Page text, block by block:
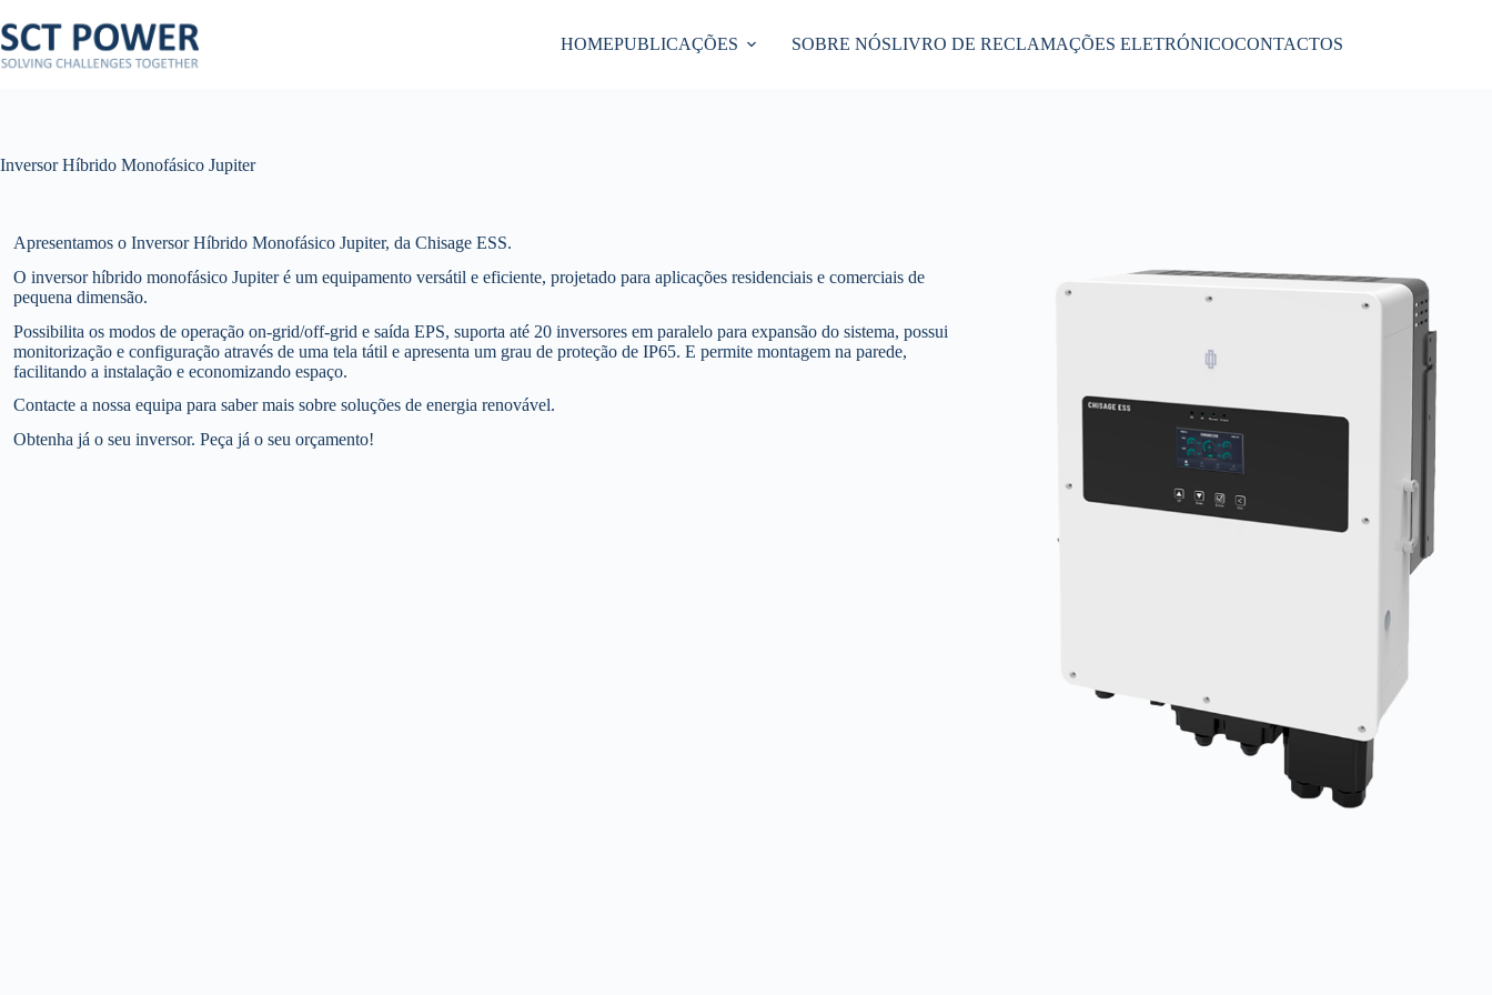
para
o
conteúdo
HOMEPUBLICAÇÕES SOBRE NÓSLIVRO DE RECLAMAÇÕES ELETRÓNICOCONTACTOS
Inversor Híbrido Monofásico Jupiter
Apresentamos o Inversor Híbrido Monofásico Jupiter, da Chisage ESS.
O inversor híbrido monofásico Jupiter é um equipamento versátil e eficiente, projetado para aplicações residenciais e comerciais de
pequena dimensão.
Possibilita os modos de operação on-grid/off-grid e saída EPS, suporta até 20 inversores em paralelo para expansão do sistema, possui
monitorização e configuração através de uma tela tátil e apresenta um grau de proteção de IP65. E permite montagem na parede,
facilitando a instalação e economizando espaço.
Contacte a nossa equipa para saber mais sobre soluções de energia renovável.
Obtenha já o seu inversor. Peça já o seu orçamento!